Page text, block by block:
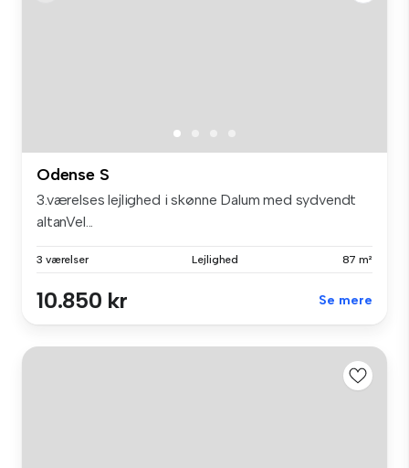
Odense S
3.værelses lejlighed i skønne Dalum med sydvendt
altanVel...
3 værelser Lejlighed 87 m²
10.850 kr Se mere